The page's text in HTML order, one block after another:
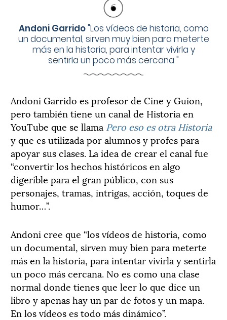
Andoni Garrido"Los vídeos de historia, como
un documental, sirven muy bien para meterte
más en la historia, para intentar vivirla y
sentirla un poco más cercana "
Andoni Garrido es profesor de Cine y Guion,
pero también tiene un canal de Historia en
YouTube que se llama Pero eso es otra Historia
y que es utilizada por alumnos y profes para
apoyar sus clases. La idea de crear el canal fue
“convertir los hechos históricos en algo
digerible para el gran público, con sus
personajes, tramas, intrigas, acción, toques de
humor…”.
Andoni cree que “los vídeos de historia, como
un documental, sirven muy bien para meterte
más en la historia, para intentar vivirla y sentirla
un poco más cercana. No es como una clase
normal donde tienes que leer lo que dice un
libro y apenas hay un par de fotos y un mapa.
En los vídeos es todo más dinámico”.